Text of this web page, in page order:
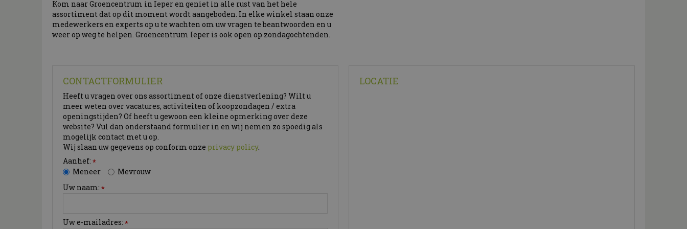
Kom naar Groencentrum in Ieper en geniet in alle rust van het hele
assortiment dat op dit moment wordt aangeboden. In elke winkel staan onze
medewerkers en experts op u te wachten om uw vragen te beantwoorden en u
weer op weg te helpen. Groencentrum Ieper is ook open op zondagochtenden.
LOCATIE
CONTACTFORMULIER
Heeft u vragen over ons assortiment of onze dienstverlening? Wilt u
meer weten over vacatures, activiteiten of koopzondagen / extra
openingstijden? Of heeft u gewoon een kleine opmerking over deze
website? Vul dan onderstaand formulier in en wij nemen zo spoedig als
mogelijk contact met u op.
Wij slaan uw gegevens op conform onze privacy policy.
Aanhef: *
Meneer
Mevrouw
Uw naam: *
Uw e-mailadres: *